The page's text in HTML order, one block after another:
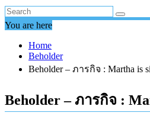
You are here
Home
Beholder
Beholder – ภารกิจ : Martha is
Beholder – ภารกิจ :